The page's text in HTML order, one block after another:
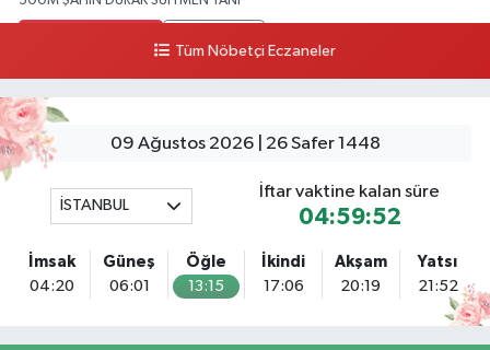
Akşemsettin Mahallesi Akdeniz Caddesi No:12 A 41.01948179055185,
28.946705949073934
Tersane İstanbul Eczanesi
Camiikebir Mahallesi Taşkızak Tersanesi Caddesi 6 6B Tersane İstanbul
içerisi ama yol üzerinde
Tüm Nöbetçi Eczaneler
09 Ağustos 2026 | 26 Safer 1448
İSTANBUL
İftar vaktine kalan süre
04:59:51
İmsak
04:20
Güneş
06:01
Öğle
13:15
İkindi
17:06
Akşam
20:19
Yatsı
21:52